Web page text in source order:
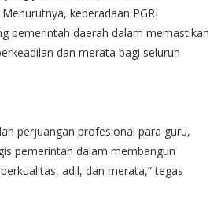
keberadaan PGRI
pemerintah daerah dalam memastikan
dan merata bagi seluruh
perjuangan profesional para guru,
pemerintah dalam membangun
adil, dan merata,” tegas